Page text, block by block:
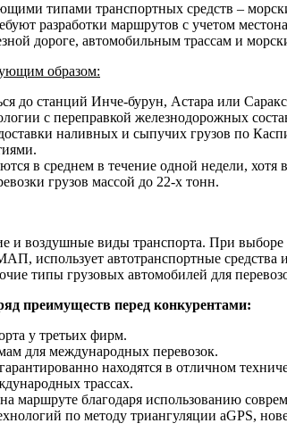
типами транспортных средств –
разработки маршрутов с учетом
дороге, автомобильным трассам и
образом:
до станций Инче-бурун, Астара или
с переправкой железнодорожных
наливных и сыпучих грузов по
в среднем в течение одной недели,
грузов массой до 22-х тонн.
и воздушные виды транспорта. При
использует автотранспортные средства
типы грузовых автомобилей для
преимуществ перед конкурентами:
у третьих фирм.
для международных перевозок.
находятся в отличном
трассах.
маршруте благодаря использованию
по методу триангуляции aGPS,